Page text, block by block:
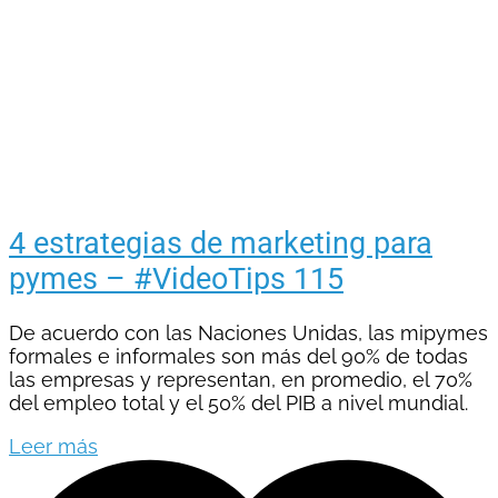
4 estrategias de marketing para
pymes – #VideoTips 115
De acuerdo con las Naciones Unidas, las mipymes
formales e informales son más del 90% de todas
las empresas y representan, en promedio, el 70%
del empleo total y el 50% del PIB a nivel mundial.
Leer más